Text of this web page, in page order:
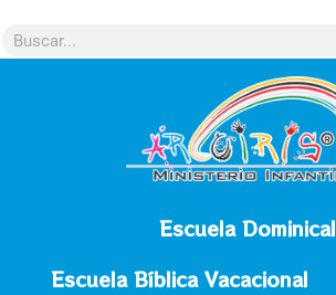
Escuela Dominical
Escuela Bíblica Vacacional